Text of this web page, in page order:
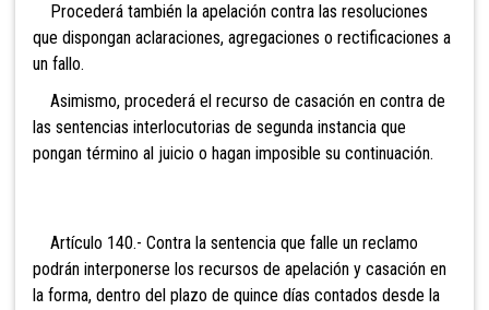
Procederá también la apelación contra las resoluciones
que dispongan aclaraciones, agregaciones o rectificaciones a
un fallo.
Asimismo, procederá el recurso de casación en contra de
las sentencias interlocutorias de segunda instancia que
pongan término al juicio o hagan imposible su continuación.
Artículo 140.- Contra la sentencia que falle un reclamo
podrán interponerse los recursos de apelación y casación en
la forma, dentro del plazo de quince días contados desde la